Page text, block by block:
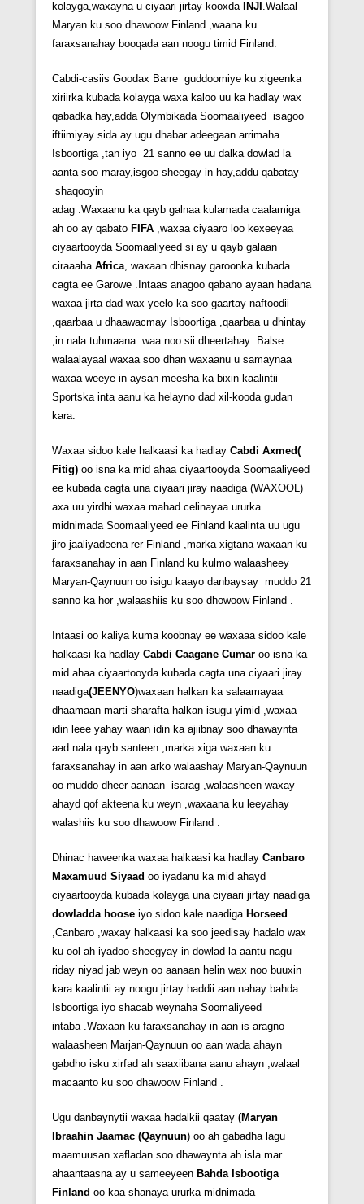
kolayga,waxayna u ciyaari jirtay kooxda INJI .Walaal
Maryan ku soo dhawoow Finland ,waana ku
faraxsanahay booqada aan noogu timid Finland.
Cabdi-casiis Goodax Barre guddoomiye ku xigeenka
xiriirka kubada kolayga waxa kaloo uu ka hadlay wax
qabadka hay,adda Olymbikada Soomaaliyeed isagoo
iftiimiyay sida ay ugu dhabar adeegaan arrimaha
Isboortiga ,tan iyo 21 sanno ee uu dalka dowlad la
aanta soo maray,isgoo sheegay in hay,addu qabatay
shaqooyin
adag .Waxaanu ka qayb galnaa kulamada caalamiga
ah oo ay qabato FIFA ,waxaa ciyaaro loo kexeeyaa
ciyaartooyda Soomaaliyeed si ay u qayb galaan
ciraaaha Africa , waxaan dhisnay garoonka kubada
cagta ee Garowe .Intaas anagoo qabano ayaan hadana
waxaa jirta dad wax yeelo ka soo gaartay naftoodii
,qaarbaa u dhaawacmay Isboortiga ,qaarbaa u dhintay
,in nala tuhmaana waa noo sii dheertahay .Balse
walaalayaal waxaa soo dhan waxaanu u samaynaa
waxaa weeye in aysan meesha ka bixin kaalintii
Sportska inta aanu ka helayno dad xil-kooda gudan
kara.
Waxaa sidoo kale halkaasi ka hadlay Cabdi Axmed(
Fitig) oo isna ka mid ahaa ciyaartooyda Soomaaliyeed
ee kubada cagta una ciyaari jiray naadiga (WAXOOL)
axa uu yirdhi waxaa mahad celinayaa ururka
midnimada Soomaaliyeed ee Finland kaalinta uu ugu
jiro jaaliyadeena rer Finland ,marka xigtana waxaan ku
faraxsanahay in aan Finland ku kulmo walaasheey
Maryan-Qaynuun oo isigu kaayo danbaysay muddo 21
sanno ka hor ,walaashiis ku soo dhowoow Finland .
Intaasi oo kaliya kuma koobnay ee waxaaa sidoo kale
halkaasi ka hadlay Cabdi Caagane Cumar oo isna ka
mid ahaa ciyaartooyda kubada cagta una ciyaari jiray
naadiga(JEENYO)waxaan halkan ka salaamayaa
dhaamaan marti sharafta halkan isugu yimid ,waxaa
idin leee yahay waan idin ka ajiibnay soo dhawaynta
aad nala qayb santeen ,marka xiga waxaan ku
faraxsanahay in aan arko walaashay Maryan-Qaynuun
oo muddo dheer aanaan isarag ,walaasheen waxay
ahayd qof akteena ku weyn ,waxaana ku leeyahay
walashiis ku soo dhawoow Finland .
Dhinac haweenka waxaa halkaasi ka hadlay Canbaro
Maxamuud Siyaad oo iyadanu ka mid ahayd
ciyaartooyda kubada kolayga una ciyaari jirtay naadiga
dowladda hoose iyo sidoo kale naadiga Horseed
,Canbaro ,waxay halkaasi ka soo jeedisay hadalo wax
ku ool ah iyadoo sheegyay in dowlad la aantu nagu
riday niyad jab weyn oo aanaan helin wax noo buuxin
kara kaalintii ay noogu jirtay haddii aan nahay bahda
Isboortiga iyo shacab weynaha Soomaliyeed
intaba .Waxaan ku faraxsanahay in aan is aragno
walaasheen Marjan-Qaynuun oo aan wada ahayn
gabdho isku xirfad ah saaxiibana aanu ahayn ,walaal
macaanto ku soo dhawoow Finland .
Ugu danbaynytii waxaa hadalkii qaatay (Maryan
Ibraahin Jaamac (Qaynuun) oo ah gabadha lagu
maamuusan xafladan soo dhawaynta ah isla mar
ahaantaasna ay u sameeyeen Bahda Isbootiga
Finland oo kaa shanaya ururka midnimada